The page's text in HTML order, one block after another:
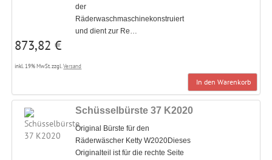
der
Räderwaschmaschinekonstruiert
und dient zur Re…
873,82 €
inkl. 19% MwSt. zzgl.Versand
In den Warenkorb
Schüsselbürste 37 K2020
Original Bürste für den
Räderwäscher Ketty W2020Dieses
Originalteil ist für die rechte Seite